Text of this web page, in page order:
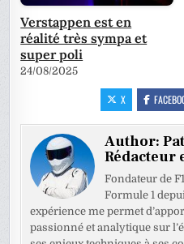
Verstappen est en
réalité très sympa et
super poli
24/08/2025
X
Author:
Rédacteur
Fondateur de
Formule 1
expérience me permet
passionné et analytique sur